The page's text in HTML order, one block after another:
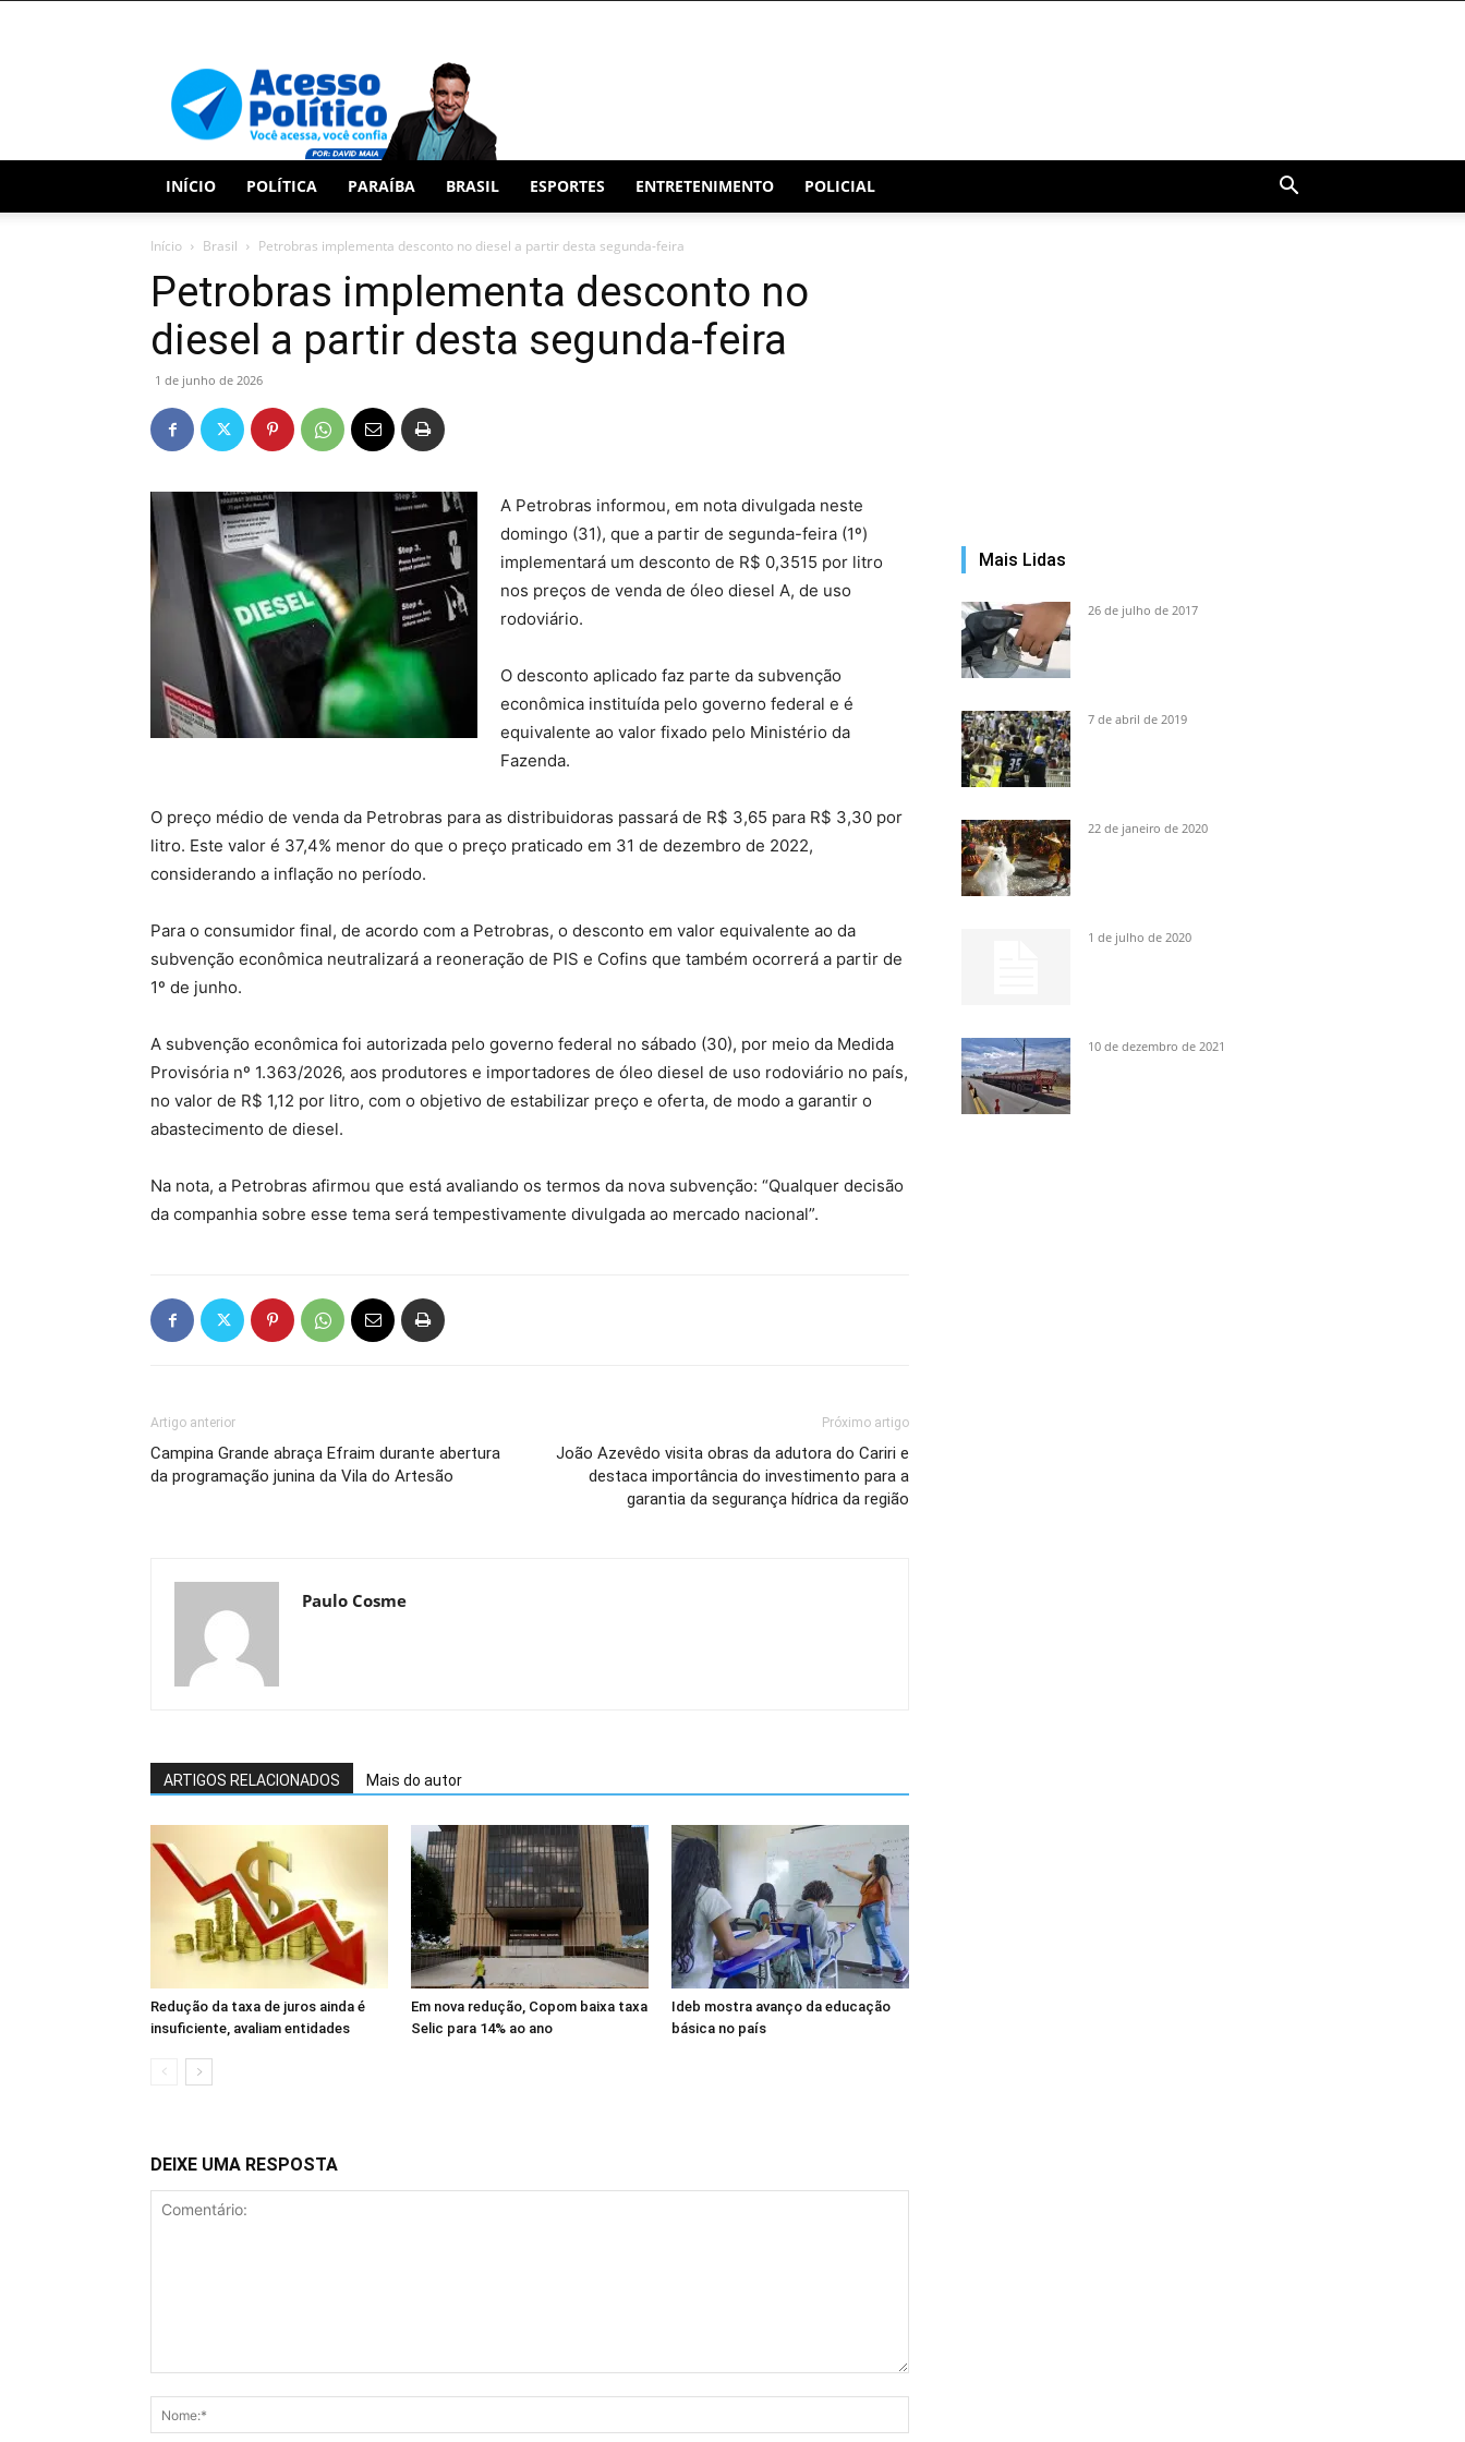
INÍCIO POLÍTICA PARAÍBA BRASIL ESPORTES ENTRETENIMENTO POLICIAL
Início Brasil Petrobras implementa desconto no diesel a partir desta segunda-feira
Petrobras implementa desconto no
diesel a partir desta segunda-feira
1 de junho de 2026
A Petrobras informou, em nota divulgada neste
domingo (31), que a partir de segunda-feira (1º)
implementará um desconto de R$ 0,3515 por litro
nos preços de venda de óleo diesel A, de uso
rodoviário.
O desconto aplicado faz parte da subvenção
econômica instituída pelo governo federal e é
equivalente ao valor fixado pelo Ministério da
Fazenda.
O preço médio de venda da Petrobras para as distribuidoras passará de R$ 3,65 para R$ 3,30 por
litro. Este valor é 37,4% menor do que o preço praticado em 31 de dezembro de 2022,
considerando a inflação no período.
Para o consumidor final, de acordo com a Petrobras, o desconto em valor equivalente ao da
subvenção econômica neutralizará a reoneração de PIS e Cofins que também ocorrerá a partir de
1º de junho.
A subvenção econômica foi autorizada pelo governo federal no sábado (30), por meio da Medida
Provisória nº 1.363/2026, aos produtores e importadores de óleo diesel de uso rodoviário no país,
no valor de R$ 1,12 por litro, com o objetivo de estabilizar preço e oferta, de modo a garantir o
abastecimento de diesel.
Na nota, a Petrobras afirmou que está avaliando os termos da nova subvenção: “Qualquer decisão
da companhia sobre esse tema será tempestivamente divulgada ao mercado nacional”.
Artigo anterior
Campina Grande abraça Efraim durante abertura
da programação junina da Vila do Artesão
Próximo artigo
João Azevêdo visita obras da adutora do Cariri e
destaca importância do investimento para a
garantia da segurança hídrica da região
Paulo Cosme
ARTIGOS RELACIONADOS Mais do autor
Redução da taxa de juros ainda é
insuficiente, avaliam entidades
Em nova redução, Copom baixa taxa
Selic para 14% ao ano
Ideb mostra avanço da educação
básica no país
DEIXE UMA RESPOSTA
Mais Lidas
26 de julho de 2017
7 de abril de 2019
22 de janeiro de 2020
1 de julho de 2020
10 de dezembro de 2021